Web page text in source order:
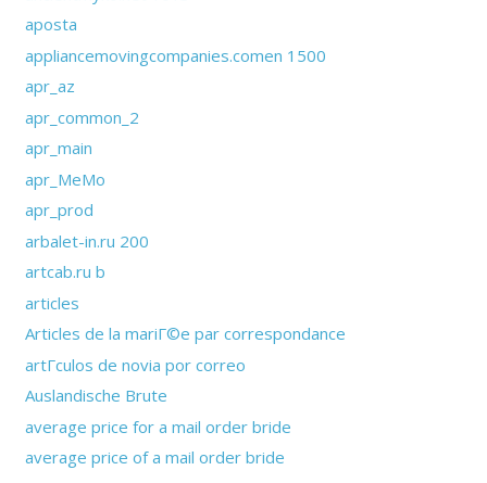
aposta
appliancemovingcompanies.comen 1500
apr_az
apr_common_2
apr_main
apr_MeMo
apr_prod
arbalet-in.ru 200
artcab.ru b
articles
Articles de la mariГ©e par correspondance
artГ­culos de novia por correo
Auslandische Brute
average price for a mail order bride
average price of a mail order bride